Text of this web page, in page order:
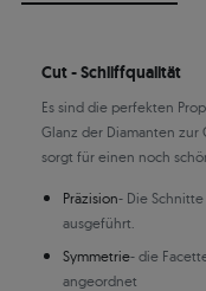
Cut - Schliffqualität
Es sind die perfekten
Glanz der Diamanten zur
sorgt für einen noch
Präzision- Die
ausgeführt.
Symmetrie- die
angeordnet